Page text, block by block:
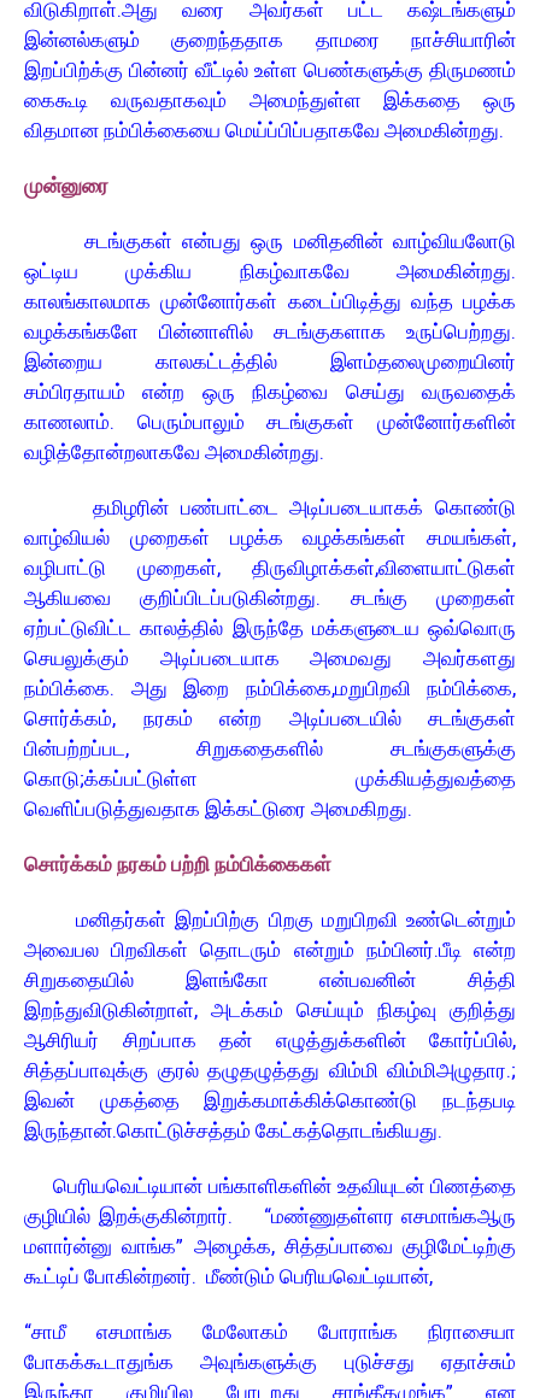
விடுகிறாள்.அது வரை அவர்கள் பட்ட கஷ்டங்களும்
இன்னல்களும் குறைந்ததாக தாமரை நாச்சியாரின்
இறப்பிற்க்கு பின்னர் வீட்டில் உள்ள பெண்களுக்கு திருமணம்
கைகூடி வருவதாகவும் அமைந்துள்ள இக்கதை ஒரு
விதமான நம்பிக்கையை மெய்ப்பிப்பதாகவே அமைகின்றது.
முன்னுரை
சடங்குகள் என்பது ஒரு மனிதனின் வாழ்வியலோடு
ஒட்டிய முக்கிய நிகழ்வாகவே அமைகின்றது.
காலங்காலமாக முன்னோர்கள் கடைப்பிடித்து வந்த பழக்க
வழக்கங்களே பின்னாளில் சடங்குகளாக உருப்பெற்றது.
இன்றைய காலகட்டத்தில் இளம்தலைமுறையினர்
சம்பிரதாயம் என்ற ஒரு நிகழ்வை செய்து வருவதைக்
காணலாம். பெரும்பாலும் சடங்குகள் முன்னோர்களின்
வழித்தோன்றலாகவே அமைகின்றது.
தமிழரின் பண்பாட்டை அடிப்படையாகக் கொண்டு
வாழ்வியல் முறைகள் பழக்க வழக்கங்கள் சமயங்கள்,
வழிபாட்டு முறைகள், திருவிழாக்கள்,விளையாட்டுகள்
ஆகியவை குறிப்பிடப்படுகின்றது. சடங்கு முறைகள்
ஏற்பட்டுவிட்ட காலத்தில் இருந்தே மக்களுடைய ஒவ்வொரு
செயலுக்கும் அடிப்படையாக அமைவது அவர்களது
நம்பிக்கை. அது இறை நம்பிக்கை,மறுபிறவி நம்பிக்கை,
சொர்க்கம், நரகம் என்ற அடிப்படையில் சடங்குகள்
பின்பற்றப்பட, சிறுகதைகளில் சடங்குகளுக்கு
கொடு;க்கப்பட்டுள்ள முக்கியத்துவத்தை
வெளிப்படுத்துவதாக இக்கட்டுரை அமைகிறது.
சொர்க்கம் நரகம் பற்றி நம்பிக்கைகள்
மனிதர்கள் இறப்பிற்கு பிறகு மறுபிறவி உண்டென்றும்
அவைபல பிறவிகள் தொடரும் என்றும் நம்பினர்.பீடி என்ற
சிறுகதையில் இளங்கோ என்பவனின் சித்தி
இறந்துவிடுகின்றாள், அடக்கம் செய்யும் நிகழ்வு குறித்து
ஆசிரியர் சிறப்பாக தன் எழுத்துக்களின் கோர்ப்பில்,
சித்தப்பாவுக்கு குரல் தழுதழுத்தது விம்மி விம்மிஅழுதார.;
இவன் முகத்தை இறுக்கமாக்கிக்கொண்டு நடந்தபடி
இருந்தான்.கொட்டுச்சத்தம் கேட்கத்தொடங்கியது.
பெரியவெட்டியான் பங்காளிகளின் உதவியுடன் பிணத்தை
குழியில் இறக்குகின்றார். “மண்ணுதள்ளர எசமாங்கஆரு
மளார்ன்னு வாங்க” அழைக்க, சித்தப்பாவை குழிமேட்டிற்கு
கூட்டிப் போகின்றனர். மீண்டும் பெரியவெட்டியான்,
“சாமீ எசமாங்க மேலோகம் போராங்க நிராசையா
போகக்கூடாதுங்க அவுங்களுக்கு புடுச்சது ஏதாச்சும்
இருந்தா குழியில போடறது சாங்கீதமுங்க” என